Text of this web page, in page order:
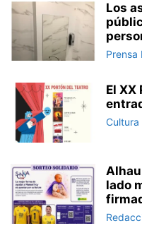
Los
Prensa
El XX
Cultura
lado